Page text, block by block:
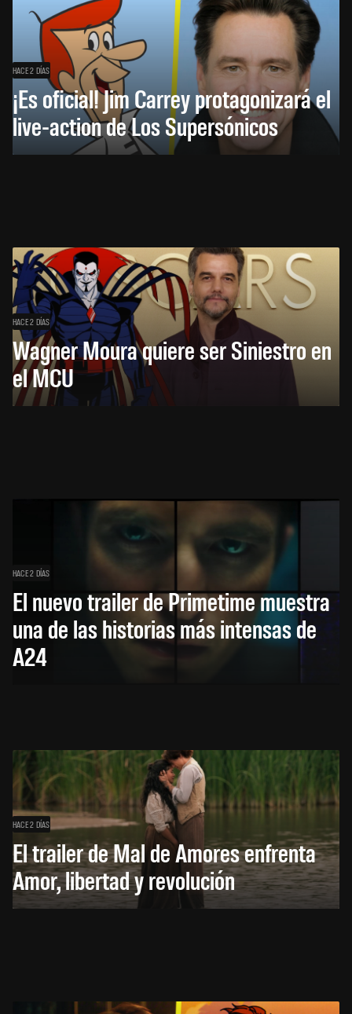
HACE 2 DÍAS
¡Es oficial! Jim Carrey protagonizará el
live-action de Los Supersónicos
HACE 2 DÍAS
Wagner Moura quiere ser Siniestro en
el MCU
HACE 2 DÍAS
El nuevo trailer de Primetime muestra
una de las historias más intensas de
A24
HACE 2 DÍAS
El trailer de Mal de Amores enfrenta
Amor, libertad y revolución